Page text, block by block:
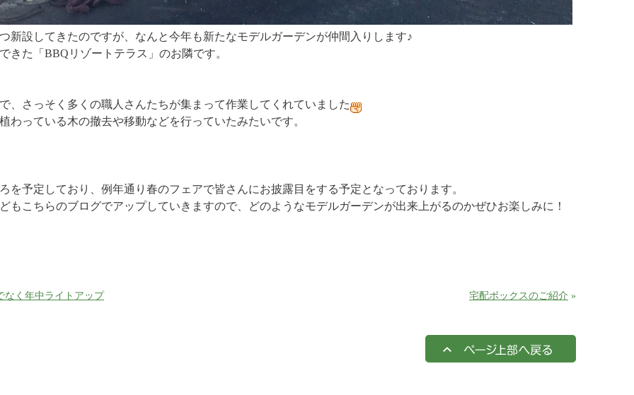
新設してきたのですが、なんと今年も新たなモデルガーデンが仲間入りします♪
きた「BBQリゾートテラス」のお隣です。
、さっそく多くの職人さんたちが集まって作業してくれていました
わっている木の撤去や移動などを行っていたみたいです。
を予定しており、例年通り春のフェアで皆さんにお披露目をする予定となっております。
もこちらのブログでアップしていきますので、どのようなモデルガーデンが出来上がるのかぜひお楽しみに！
なく年中ライトアップ 宅配ボックスのご紹介 »